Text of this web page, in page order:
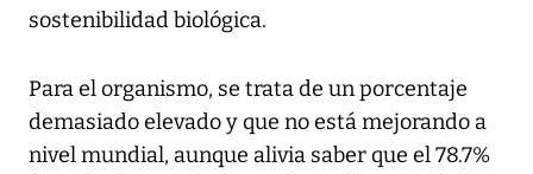
sostenibilidad biológica.
Para el organismo, se trata de un porcentaje
demasiado elevado y que no está mejorando a
nivel mundial, aunque alivia saber que el 78.7%